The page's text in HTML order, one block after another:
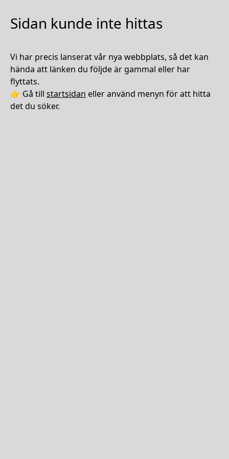
Sidan kunde inte hittas
Vi har precis lanserat vår nya webbplats, så det kan
hända att länken du följde är gammal eller har
flyttats.
👉 Gå till startsidan eller använd menyn för att hitta
det du söker.